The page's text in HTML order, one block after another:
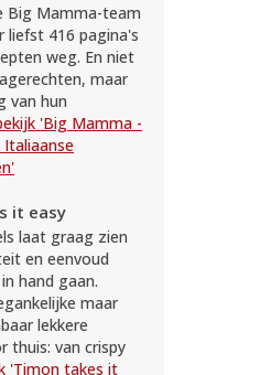
Big Mamma-team
liefst 416 pagina's
weg. En niet
maar
van hun
'Big Mamma -
it easy
laat graag zien
en eenvoud
hand gaan.
maar
lekkere
thuis: van crispy
'Timon takes it